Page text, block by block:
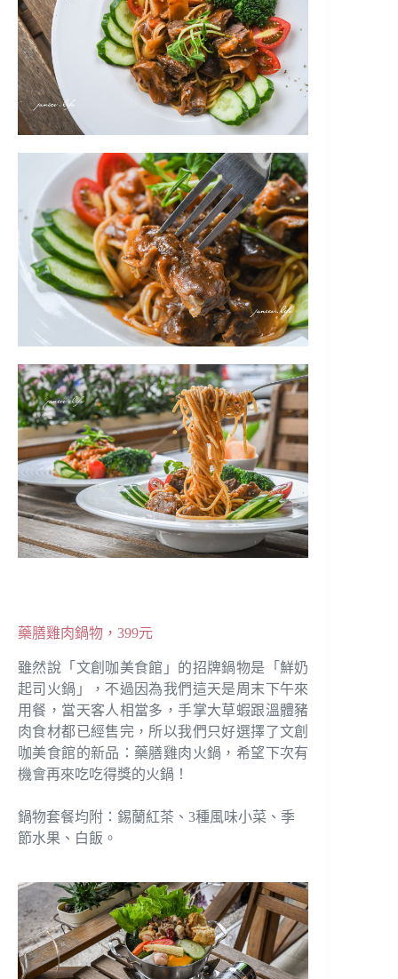
藥膳雞肉鍋物，399元
雖然說「文創咖美食館」的招牌鍋物是「鮮奶
起司火鍋」，不過因為我們這天是周末下午來
用餐，當天客人相當多，手掌大草蝦跟溫體豬
肉食材都已經售完，所以我們只好選擇了文創
咖美食館的新品：藥膳雞肉火鍋，希望下次有
機會再來吃吃得獎的火鍋！
鍋物套餐均附：錫蘭紅茶、3種風味小菜、季
節水果、白飯。